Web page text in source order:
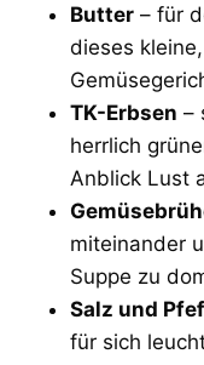
Butter – für
dieses
TK-Erbsen –
herrlich
Anblick Lust
miteinander
Suppe zu
Salz und
für sich